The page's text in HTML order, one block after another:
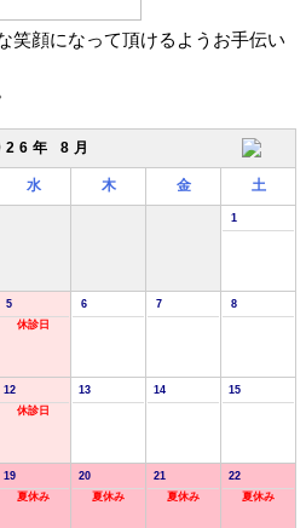
笑顔になって頂けるようお手伝い
年 8月
水 木 金 土
1
5
休診日
6 7 8
12
休診日
13 14 15
19
夏休み
20
夏休み
21
夏休み
22
夏休み